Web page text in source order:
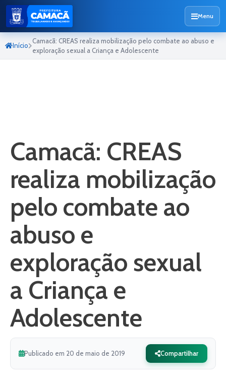
Menu
Início
Camacã: CREAS realiza mobilização pelo combate ao abuso e
exploração sexual a Criança e Adolescente
Camacã: CREAS
realiza mobilização
pelo combate ao
abuso e
exploração sexual
a Criança e
Adolescente
Publicado em 20 de maio de 2019 Compartilhar